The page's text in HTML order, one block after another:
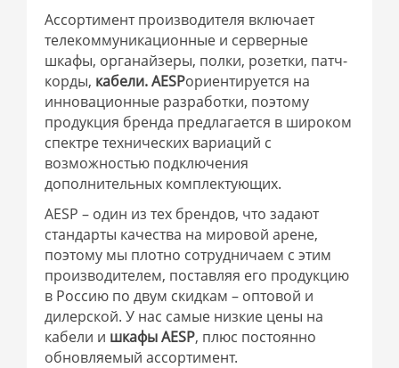
Ассортимент производителя включает
телекоммуникационные и серверные
шкафы, органайзеры, полки, розетки, патч-
корды, кабели. AESPориентируется на
инновационные разработки, поэтому
продукция бренда предлагается в широком
спектре технических вариаций с
возможностью подключения
дополнительных комплектующих.
AESP – один из тех брендов, что задают
стандарты качества на мировой арене,
поэтому мы плотно сотрудничаем с этим
производителем, поставляя его продукцию
в Россию по двум скидкам – оптовой и
дилерской. У нас самые низкие цены на
кабели и шкафы AESP, плюс постоянно
обновляемый ассортимент.